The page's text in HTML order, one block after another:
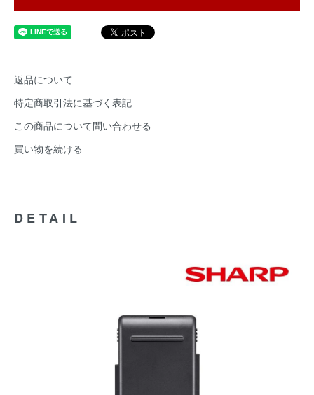
返品について
特定商取引法に基づく表記
この商品について問い合わせる
買い物を続ける
DETAIL